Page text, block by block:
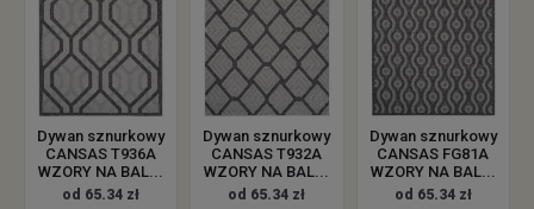
Dywan sznurkowy
CANSAS T936A
WZORY NA BAL...
od 65.34 zł
Dywan sznurkowy
CANSAS T932A
WZORY NA BAL...
od 65.34 zł
Dywan sznurkowy
CANSAS FG81A
WZORY NA BAL...
od 65.34 zł